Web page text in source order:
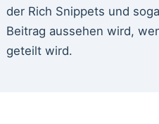
der Rich Snippets und
Beitrag aussehen wird,
geteilt wird.